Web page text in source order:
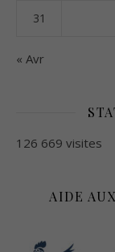
31
« Avr
126 669 visites
AIDE